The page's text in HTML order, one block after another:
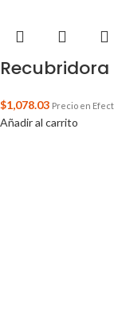
$1,078.03 Precio en
Añadir al carrito